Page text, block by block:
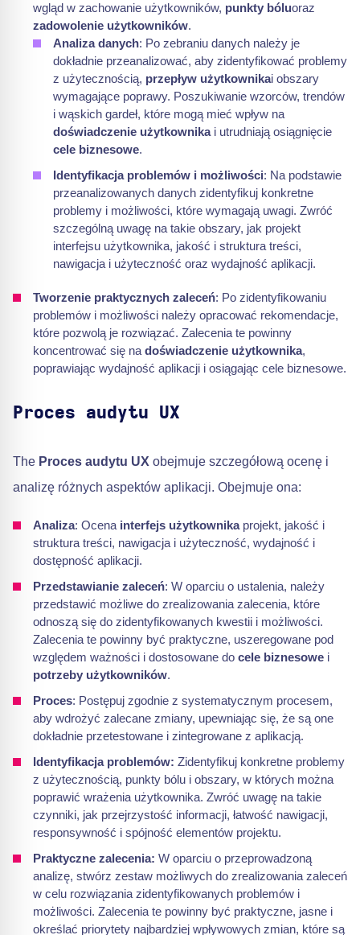
wgląd w zachowanie użytkowników, punkty bóluoraz
zadowolenie użytkowników.
Analiza danych: Po zebraniu danych należy je
dokładnie przeanalizować, aby zidentyfikować problemy
z użytecznością, przepływ użytkownikai obszary
wymagające poprawy. Poszukiwanie wzorców, trendów
i wąskich gardeł, które mogą mieć wpływ na
doświadczenie użytkownikai utrudniają osiągnięcie
cele biznesowe.
Identyfikacja problemów i możliwości: Na podstawie
przeanalizowanych danych zidentyfikuj konkretne
problemy i możliwości, które wymagają uwagi. Zwróć
szczególną uwagę na takie obszary, jak projekt
interfejsu użytkownika, jakość i struktura treści,
nawigacja i użyteczność oraz wydajność aplikacji.
Tworzenie praktycznych zaleceń: Po zidentyfikowaniu
problemów i możliwości należy opracować rekomendacje,
które pozwolą je rozwiązać. Zalecenia te powinny
koncentrować się na doświadczenie użytkownika,
poprawiając wydajność aplikacji i osiągając cele biznesowe.
Proces audytu UX
The Proces audytu UX obejmuje szczegółową ocenę i
analizę różnych aspektów aplikacji. Obejmuje ona:
Analiza: Ocena interfejs użytkownikaprojekt, jakość i
struktura treści, nawigacja i użyteczność, wydajność i
dostępność aplikacji.
Przedstawianie zaleceń: W oparciu o ustalenia, należy
przedstawić możliwe do zrealizowania zalecenia, które
odnoszą się do zidentyfikowanych kwestii i możliwości.
Zalecenia te powinny być praktyczne, uszeregowane pod
względem ważności i dostosowane do cele biznesowe i
potrzeby użytkowników.
Proces: Postępuj zgodnie z systematycznym procesem,
aby wdrożyć zalecane zmiany, upewniając się, że są one
dokładnie przetestowane i zintegrowane z aplikacją.
Identyfikacja problemów: Zidentyfikuj konkretne problemy
z użytecznością, punkty bólu i obszary, w których można
poprawić wrażenia użytkownika. Zwróć uwagę na takie
czynniki, jak przejrzystość informacji, łatwość nawigacji,
responsywność i spójność elementów projektu.
Praktyczne zalecenia: W oparciu o przeprowadzoną
analizę, stwórz zestaw możliwych do zrealizowania zaleceń
w celu rozwiązania zidentyfikowanych problemów i
możliwości. Zalecenia te powinny być praktyczne, jasne i
określać priorytety najbardziej wpływowych zmian, które są